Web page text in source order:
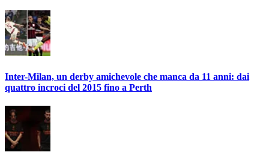
Inter-Milan, un derby amichevole che manca da 11 anni: dai
quattro incroci del 2015 fino a Perth